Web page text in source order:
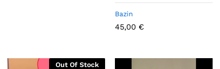
Bazin
45,00 €
Out Of Stock